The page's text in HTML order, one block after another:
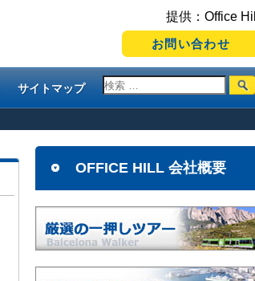
提供：Office Hill
お問い合わせ
サイトマップ
OFFICE HILL 会社概要